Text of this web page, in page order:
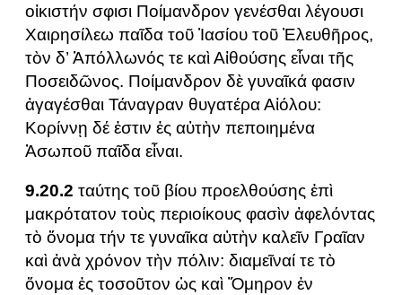
οἰκιστήν σφισι Ποίμανδρον γενέσθαι λέγουσι
Χαιρησίλεω παῖδα τοῦ Ἰασίου τοῦ Ἐλευθῆρος,
τὸν δ’ Ἀπόλλωνός τε καὶ Αἰθούσης εἶναι τῆς
Ποσειδῶνος. Ποίμανδρον δὲ γυναῖκά φασιν
ἀγαγέσθαι Τάναγραν θυγατέρα Αἰόλου:
Κορίννῃ δέ ἐστιν ἐς αὐτὴν πεποιημένα
Ἀσωποῦ παῖδα εἶναι.
9.20.2 ταύτης τοῦ βίου προελθούσης ἐπὶ
μακρότατον τοὺς περιοίκους φασὶν ἀφελόντας
τὸ ὄνομα τήν τε γυναῖκα αὐτὴν καλεῖν Γραῖαν
καὶ ἀνὰ χρόνον τὴν πόλιν: διαμεῖναί τε τὸ
ὄνομα ἐς τοσοῦτον ὡς καὶ Ὅμηρον ἐν